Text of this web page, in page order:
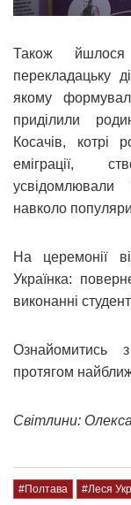
Також
перекладацьку
якому
приділили
Косачів, котрі
еміграції,
усвідомлювали
навколо
На церемонії
Українка:
виконанні
Ознайомитись
протягом
Світлини:
#Полтава #Леся